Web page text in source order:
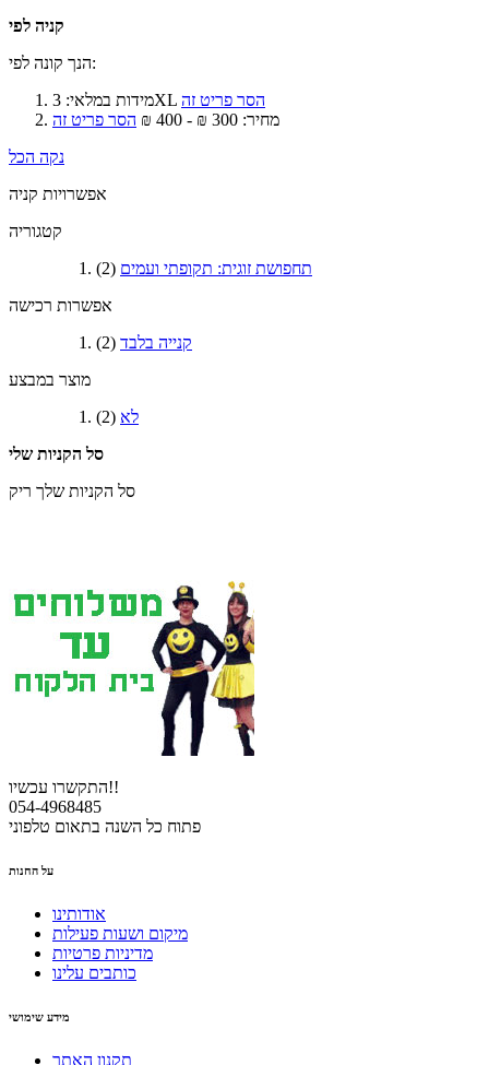
קניה לפי
הנך קונה לפי:
מידות במלאי:3XL הסר פריט זה
מחיר: 300 ₪ - 400 ₪
הסר פריט זה
נקה הכל
אפשרויות קניה
קטגוריה
תחפושת זוגית: תקופתי ועמים (2)
אפשרות רכישה
קנייה בלבד (2)
מוצר במבצע
לא (2)
סל הקניות שלי
סל הקניות שלך ריק
התקשרו עכשיו!!
054-4968485
פתוח כל השנה בתאום טלפוני
על החנות
אודותינו
מיקום ושעות פעילות
מדיניות פרטיות
כותבים עלינו
מידע שימושי
תקנון האתר